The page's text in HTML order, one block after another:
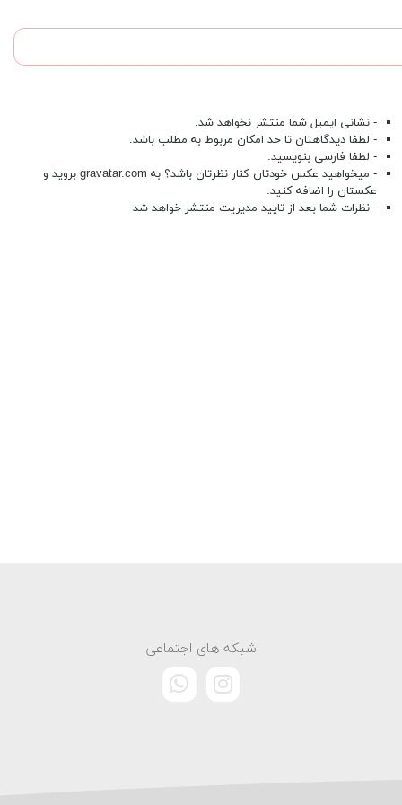
- نشانی ایمیل شما منتشر نخواهد شد.
- لطفا دیدگاهتان تا حد امکان مربوط به مطلب باشد.
- لطفا فارسی بنویسید.
- میخواهید عکس خودتان کنار نظرتان باشد؟ به gravatar.com بروید و
عکستان را اضافه کنید.
- نظرات شما بعد از تایید مدیریت منتشر خواهد شد
شبکه های اجتماعی